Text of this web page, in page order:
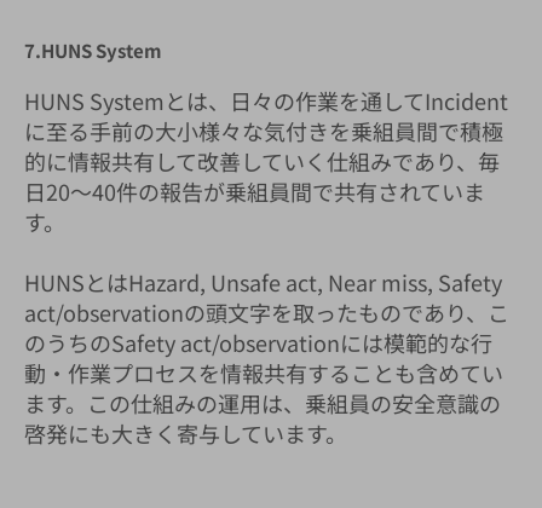
7.HUNS System
HUNS Systemとは、日々の作業を通してIncident
に至る手前の大小様々な気付きを乗組員間で積極
的に情報共有して改善していく仕組みであり、毎
日20～40件の報告が乗組員間で共有されていま
す。
HUNSとはHazard, Unsafe act, Near miss, Safety
act/observationの頭文字を取ったものであり、こ
のうちのSafety act/observationには模範的な行
動・作業プロセスを情報共有することも含めてい
ます。この仕組みの運用は、乗組員の安全意識の
啓発にも大きく寄与しています。